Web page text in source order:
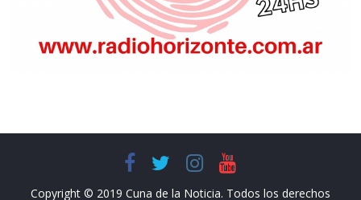
Copyright © 2019 Cuna de la Noticia. Todos los derechos